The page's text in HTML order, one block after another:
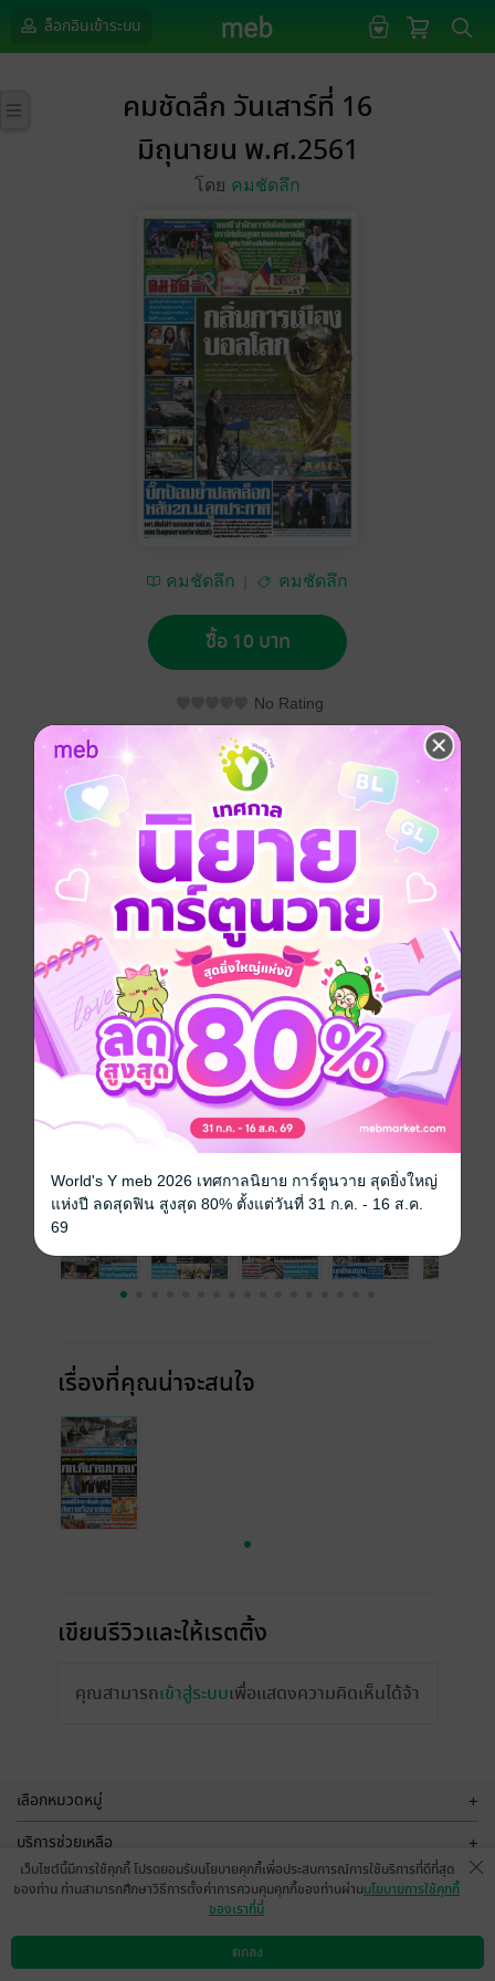
ล็อกอินเข้าระบบ
คมชัดลึก วันเสาร์ที่ 16
มิถุนายน พ.ศ.2561
โดย คมชัดลึก
คมชัดลึก คมชัดลึก
ซื้อ 10 บาท
No Rating
อยากได้ ซื้อเป็นของขวัญ ติดตาม แชร์
คมชัดลึก วันเสาร์ที่ 16 มิถุนายน พ.ศ.2561
ประเภทไฟล์ pdf
วันที่วางขาย 15 มิถุนายน 2561
ความยาว 15 หน้า
ราคาปก 10 บาท
ฉบับย้อนหลัง ดูทั้งหมด
เรื่องที่คุณน่าจะสนใจ
เขียนรีวิวและให้เรตติ้ง
คุณสามารถเข้าสู่ระบบเพื่อแสดงความคิดเห็นได้จ้า
เลือกหมวดหมู่ +
บริการช่วยเหลือ +
เกี่ยวกับเรา
ดาวน์โหลดแอป วิธีการใช้งาน ติดต่อเรา
เว็บไซต์นี้มีการใช้คุกกี้ โปรดยอมรับนโยบายคุกกี้เพื่อประสบการณ์การใช้บริการที่ดีที่สุด
ของท่าน ท่านสามารถศึกษาวิธีการตั้งค่าการควบคุมคุกกี้ของท่านผ่านนโยบายการใช้คุกกี้
ของเราที่นี่
ตกลง
World's Y meb 2026 เทศกาลนิยาย การ์ตูนวาย สุดยิ่งใหญ่
แห่งปี ลดสุดฟิน สูงสุด 80% ตั้งแต่วันที่ 31 ก.ค. - 16 ส.ค.
69